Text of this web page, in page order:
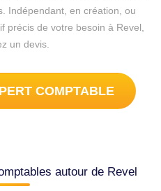
Indépendant, en création, ou
précis de votre besoin à Revel,
un devis.
COMPTABLE
autour de Revel